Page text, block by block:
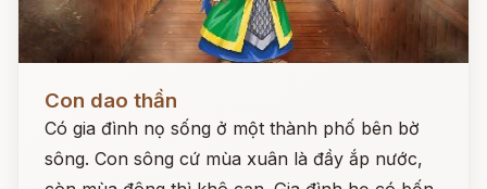
Con dao thần
Có gia đình nọ sống ở một thành phố bên bờ
sông. Con sông cứ mùa xuân là đầy ắp nước,